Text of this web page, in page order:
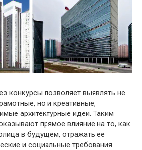
конкурсы позволяет выявлять не
но и креативные,
архитектурные идеи. Таким
прямое влияние на то, как
в будущем, отражать ее
и социальные требования.